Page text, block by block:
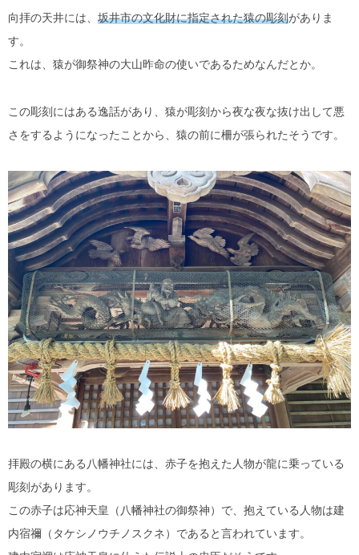
向拝の天井には、 坂井市の文化財に指定された猿の彫刻がありま
す。
これは、猿が御祭神の大山昨命の使いであるためなんだとか。
この彫刻にはある逸話があり、猿が彫刻から夜な夜な抜け出して悪
さをするようになったことから、猿の前に柵が張られたそうです。
拝殿の横にある八幡神社には、赤子を抱えた人物が龍に乗っている
彫刻があります。
この赤子は応神天皇（八幡神社の御祭神）で、抱えている人物は建
内宿禰（タケシノウチノスクネ）であると言われています。